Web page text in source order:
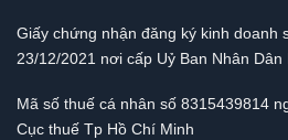
Giấy chứng nhận đăng ký kinh doanh
23/12/2021 nơi cấp Uỷ Ban Nhân Dân
Mã số thuế cá nhân số 8315439814
Cục thuế Tp Hồ Chí Minh